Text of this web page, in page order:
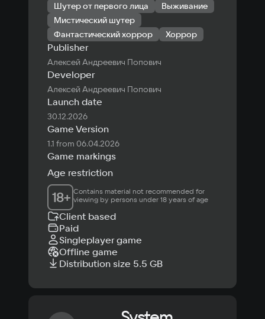
Шутер от первого лица
Выживание
Мистический шутер
Фантастический хоррор
Хоррор
Publisher
Алексей Андреевич Попович
Developer
Алексей Андреевич Попович
Launch date
30.12.2026
Game Version
1.1 from 06.04.2026
Game markings
Age restriction
18+ Contains material not recommended for
viewing by persons under 18 years of age
Client based
Paid
Singleplayer game
Offline game
Distribution size 5.5 GB